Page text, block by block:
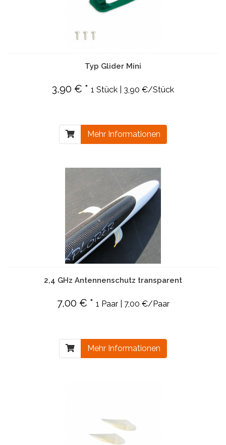
Typ Glider Mini
3,90 € * 1 Stück | 3,90 €/Stück
Mehr Informationen
2,4 GHz Antennenschutz transparent
7,00 € * 1 Paar | 7,00 €/Paar
Mehr Informationen